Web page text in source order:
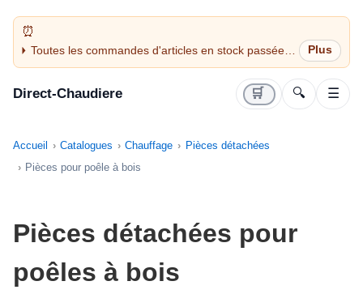
Toutes les commandes d'articles en stock passées
avant 14H sont expédiées le jour même (jours
Direct-Chaudiere 🛒 🔍 ☰
Accueil Catalogues Chauffage
Pièces détachées
Pièces pour poêle à bois
Pièces détachées pour
poêles à bois